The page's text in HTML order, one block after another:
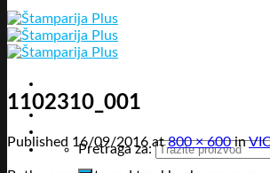
Pretraga za:
1102310_001
Published 16/09/2016 at800 × 600in